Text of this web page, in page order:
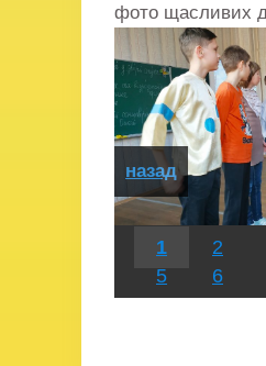
фото щасливих
назад
1 2
5
6